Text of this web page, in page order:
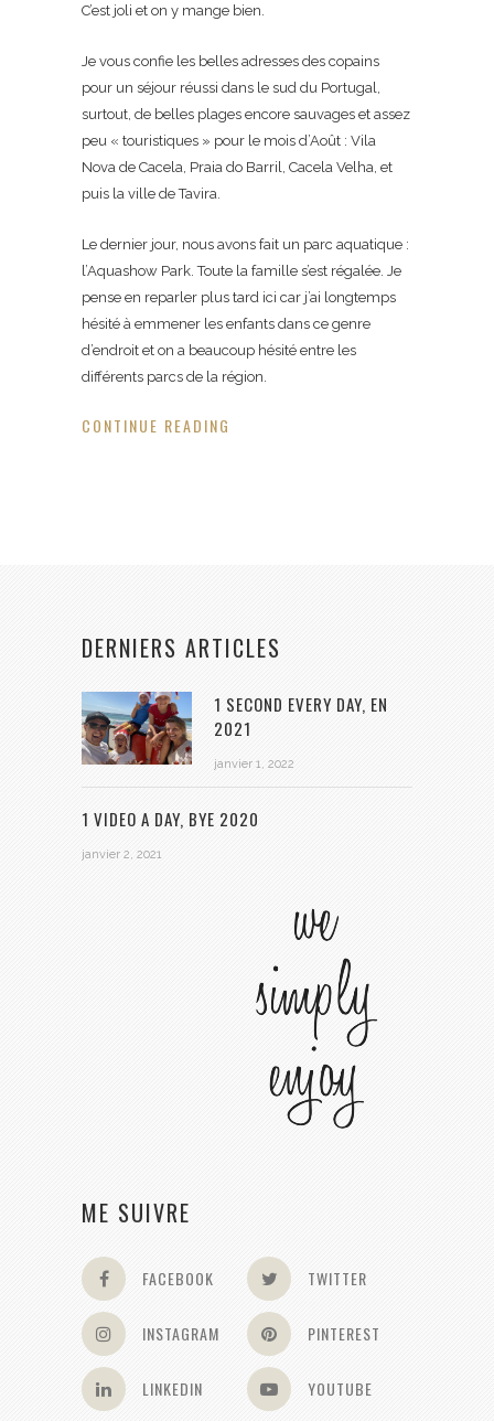
C’est joli et on y mange bien.
Je vous confie les belles adresses des copains
pour un séjour réussi dans le sud du Portugal,
surtout, de belles plages encore sauvages et assez
peu « touristiques » pour le mois d’Août : Vila
Nova de Cacela, Praia do Barril, Cacela Velha, et
puis la ville de Tavira.
Le dernier jour, nous avons fait un parc aquatique :
l’Aquashow Park. Toute la famille s’est régalée. Je
pense en reparler plus tard ici car j’ai longtemps
hésité à emmener les enfants dans ce genre
d’endroit et on a beaucoup hésité entre les
différents parcs de la région.
CONTINUE READING
DERNIERS ARTICLES
1 SECOND EVERY DAY, EN
2021
janvier 1, 2022
1 VIDEO A DAY, BYE 2020
janvier 2, 2021
ME SUIVRE
FACEBOOK TWITTER
INSTAGRAM PINTEREST
LINKEDIN YOUTUBE